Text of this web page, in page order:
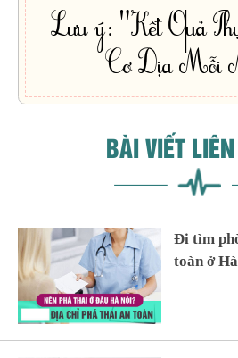
Lưu ý: "Kết Quả
Cơ Địa Mỗi
BÀI VIẾT
Đi tìm
toàn ở